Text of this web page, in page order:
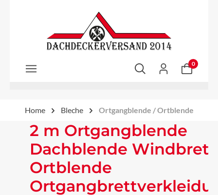
Zum Hauptinhalt springen
0
Home Bleche Ortgangblende / Ortblende
2 m Ortgangblende
Dachblende Windbrett
Ortblende